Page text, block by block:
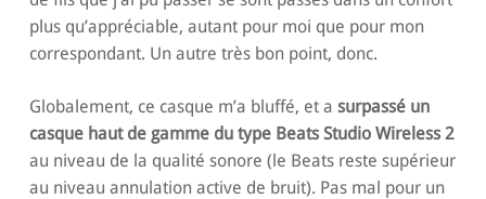
plus qu’appréciable, autant pour moi que pour mon
correspondant. Un autre très bon point, donc.
Globalement, ce casque m’a bluffé, et a surpassé un
casque haut de gamme du type Beats Studio Wireless 2
au niveau de la qualité sonore (le Beats reste supérieur
au niveau annulation active de bruit). Pas mal pour un